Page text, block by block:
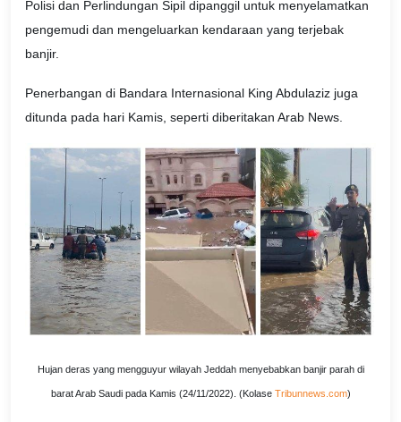
Polisi dan Perlindungan Sipil dipanggil untuk menyelamatkan
pengemudi dan mengeluarkan kendaraan yang terjebak
banjir.
Penerbangan di Bandara Internasional King Abdulaziz juga
ditunda pada hari Kamis, seperti diberitakan Arab News.
Hujan deras yang mengguyur wilayah Jeddah menyebabkan banjir parah di
barat Arab Saudi pada Kamis (24/11/2022). (Kolase Tribunnews.com)